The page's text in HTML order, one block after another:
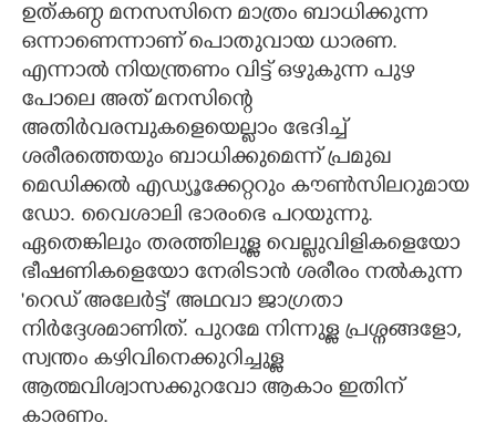
ഉത്കണ്ഠ മനസസിനെ മാത്രം ബാധിക്കുന്ന
ഒന്നാണെന്നാണ് പൊതുവായ ധാരണ.
എന്നാൽ നിയന്ത്രണം വിട്ട് ഒഴുകുന്ന പുഴ
പോലെ അത് മനസിന്റെ
അതിർവരമ്പുകളെയെല്ലാം ഭേദിച്ച്
ശരീരത്തെയും ബാധിക്കുമെന്ന് പ്രമുഖ
മെഡിക്കൽ എഡ്യൂക്കേറ്ററും കൗൺസിലറുമായ
ഡോ. വൈശാലി ഭാരംഭെ പറയുന്നു.
ഏതെങ്കിലും തരത്തിലുള്ള വെല്ലുവിളികളെയോ
ഭീഷണികളെയോ നേരിടാൻ ശരീരം നൽകുന്ന
'റെഡ് അലേർട്ട്' അഥവാ ജാഗ്രതാ
നിർദ്ദേശമാണിത്. പുറമേ നിന്നുള്ള പ്രശ്നങ്ങളോ,
സ്വന്തം കഴിവിനെക്കുറിച്ചുള്ള
ആത്മവിശ്വാസക്കുറവോ ആകാം ഇതിന്
കാരണം.